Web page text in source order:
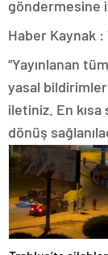
göndermesine
Haber Kaynak :
“Yayınlanan
yasal
iletiniz. En
dönüş